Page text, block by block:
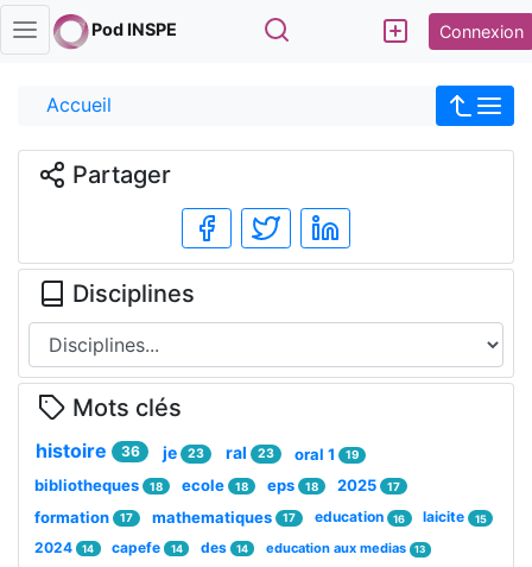
Pod INSPE Rechercher Connexion
Accueil
Partager
Disciplines
Mots clés
histoire 36 je 23 ral 23 oral 1 19
bibliotheques 18 ecole 18 eps 18 2025 17
formation 17 mathematiques 17 education 16 laicite 15
2024 14 capefe 14 des 14 education aux medias 13